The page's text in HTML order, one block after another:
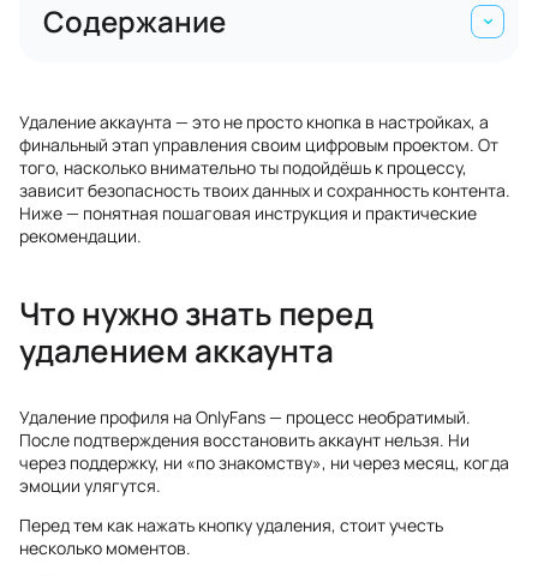
Содержание
Удаление аккаунта — это не просто кнопка в настройках, а
финальный этап управления своим цифровым проектом. От
того, насколько внимательно ты подойдёшь к процессу,
зависит безопасность твоих данных и сохранность контента.
Ниже — понятная пошаговая инструкция и практические
рекомендации.
Что нужно знать перед
удалением аккаунта
Удаление профиля на OnlyFans — процесс необратимый.
После подтверждения восстановить аккаунт нельзя. Ни
через поддержку, ни «по знакомству», ни через месяц, когда
эмоции улягутся.
Перед тем как нажать кнопку удаления, стоит учесть
несколько моментов.